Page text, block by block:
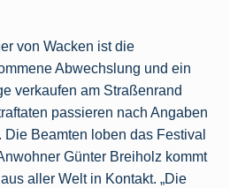
von Wacken ist die
Abwechslung und ein
verkaufen am Straßenrand
passieren nach Angaben
Beamten loben das Festival
Günter Breiholz kommt
aller Welt in Kontakt. „Die